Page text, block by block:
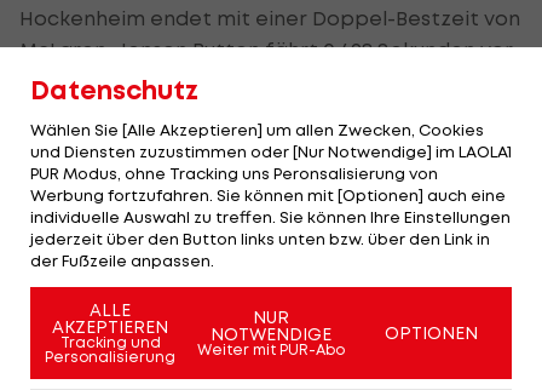
Hockenheim endet mit einer Doppel-Bestzeit von
McLaren. Jenson Button fährt 0,498 Sekunden vor
seinem Teamkollegen Lewis Hamilton die Bestzeit.
unmittelbar vor Michael Schumacher (Mercedes).
Die Zeiten sind allerdings nicht sehr
aussagekräftig, da es insgesamt drei Mal zu
regnen beginnt und wieder aufhört. Das 2. freie
Training startet um 14 Uhr.
Mehr zum Thema
Datenschutz
Wählen Sie [Alle Akzeptieren] um allen Zwecken, Cookies
und Diensten zuzustimmen oder [Nur Notwendige] im LAOLA1
PUR Modus, ohne Tracking uns Peronsalisierung von
Werbung fortzufahren. Sie können mit [Optionen] auch eine
individuelle Auswahl zu treffen. Sie können Ihre Einstellungen
jederzeit über den Button links unten bzw. über den Link in
der Fußzeile anpassen.
ALLE
AKZEPTIEREN
Tracking und
Personalisierung
NUR
NOTWENDIGE
Weiter mit PUR-Abo
OPTIONEN